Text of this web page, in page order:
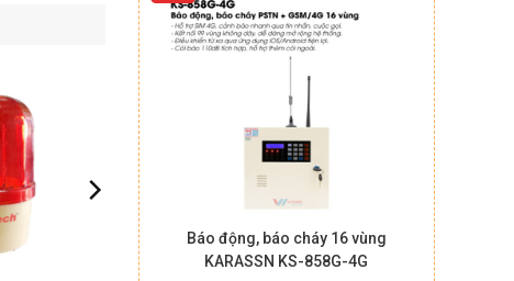
Báo động, báo cháy 16 vùng
KARASSN KS-858G-4G